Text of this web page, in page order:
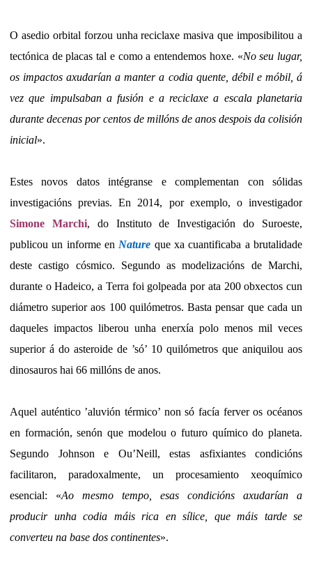
O asedio orbital forzou unha reciclaxe masiva que imposibilitou a
tectónica de placas tal e como a entendemos hoxe. «No seu lugar,
os impactos axudarían a manter a codia quente, débil e móbil, á
vez que impulsaban a fusión e a reciclaxe a escala planetaria
durante decenas por centos de millóns de anos despois da colisión
inicial».
Estes novos datos intégranse e complementan con sólidas
investigacións previas. En 2014, por exemplo, o investigador
Simone Marchi, do Instituto de Investigación do Suroeste,
publicou un informe en Nature que xa cuantificaba a brutalidade
deste castigo cósmico. Segundo as modelizacións de Marchi,
durante o Hadeico, a Terra foi golpeada por ata 200 obxectos cun
diámetro superior aos 100 quilómetros. Basta pensar que cada un
daqueles impactos liberou unha enerxía polo menos mil veces
superior á do asteroide de ’só’ 10 quilómetros que aniquilou aos
dinosauros hai 66 millóns de anos.
Aquel auténtico ’aluvión térmico’ non só facía ferver os océanos
en formación, senón que modelou o futuro químico do planeta.
Segundo Johnson e Ou’Neill, estas asfixiantes condicións
facilitaron, paradoxalmente, un procesamiento xeoquímico
esencial: «Ao mesmo tempo, esas condicións axudarían a
producir unha codia máis rica en sílice, que máis tarde se
converteu na base dos continentes».